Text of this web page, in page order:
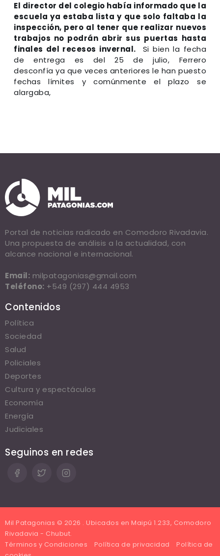
El director del colegio había informado que la
escuela ya estaba lista y que solo faltaba la
inspección, pero al tener que realizar nuevos
trabajos no podrán abrir sus puertas hasta
finales del recesos invernal. Si bien la fecha
de entrega es del 25 de julio, Ferrero
desconfía ya que veces anteriores le han puesto
fechas límites y comúnmente el plazo se
alargaba,
Portal de noticias radicado en Comodoro Rivadavia.
Una propuesta de análisis a la actualidad, con
alcance nacional e internacional.
Email: milpatagonias@gmail.com
Teléfono: +549 (297) 444 4953
Contenidos
Política
Sociedad
Salud
Policiales
Deportes
Cultura y espectáculos
Economía
Energía
Judiciales
Seguinos en redes
Mil Patagonias © 2026 . Ubicados en Maipú 1.233, Comodoro
Rivadavia - Chubut.
Términos y Condiciones
Política de privacidad
Política de